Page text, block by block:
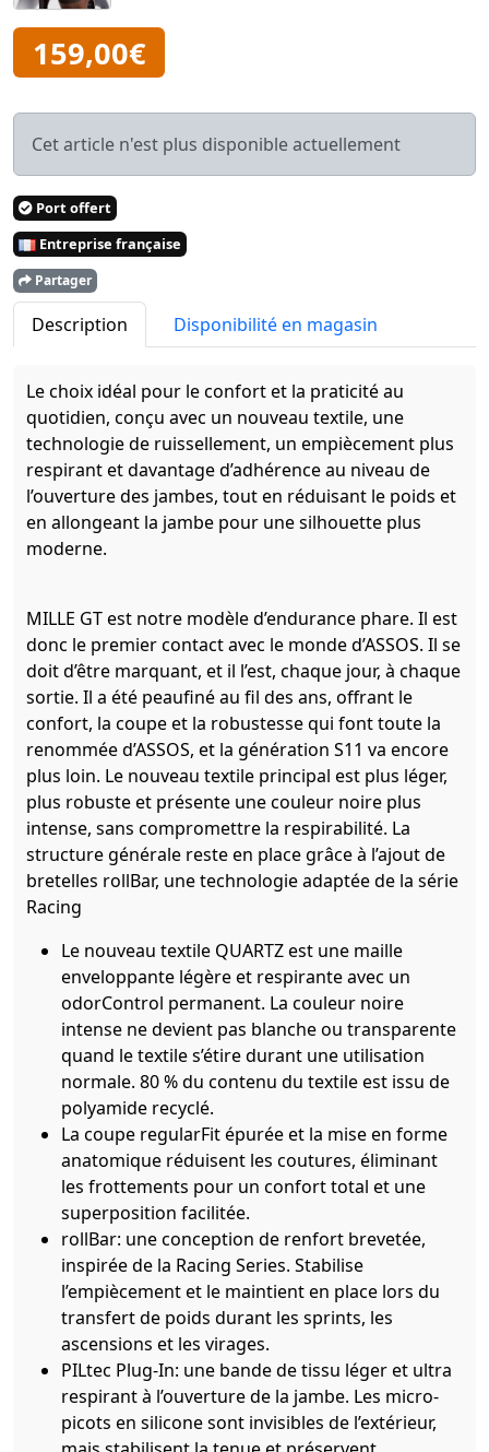
159,00€
Cet article n'est plus disponible actuellement
Port offert
Entreprise française
Partager
Description Disponibilité en magasin
Le choix idéal pour le confort et la praticité au
quotidien, conçu avec un nouveau textile, une
technologie de ruissellement, un empiècement plus
respirant et davantage d’adhérence au niveau de
l’ouverture des jambes, tout en réduisant le poids et
en allongeant la jambe pour une silhouette plus
moderne.
MILLE GT est notre modèle d’endurance phare. Il est
donc le premier contact avec le monde d’ASSOS. Il se
doit d’être marquant, et il l’est, chaque jour, à chaque
sortie. Il a été peaufiné au fil des ans, offrant le
confort, la coupe et la robustesse qui font toute la
renommée d’ASSOS, et la génération S11 va encore
plus loin. Le nouveau textile principal est plus léger,
plus robuste et présente une couleur noire plus
intense, sans compromettre la respirabilité. La
structure générale reste en place grâce à l’ajout de
bretelles rollBar, une technologie adaptée de la série
Racing
Le nouveau textile QUARTZ est une maille
enveloppante légère et respirante avec un
odorControl permanent. La couleur noire
intense ne devient pas blanche ou transparente
quand le textile s’étire durant une utilisation
normale. 80 % du contenu du textile est issu de
polyamide recyclé.
La coupe regularFit épurée et la mise en forme
anatomique réduisent les coutures, éliminant
les frottements pour un confort total et une
superposition facilitée.
rollBar: une conception de renfort brevetée,
inspirée de la Racing Series. Stabilise
l’empiècement et le maintient en place lors du
transfert de poids durant les sprints, les
ascensions et les virages.
PILtec Plug-In: une bande de tissu léger et ultra
respirant à l’ouverture de la jambe. Les micro-
picots en silicone sont invisibles de l’extérieur,